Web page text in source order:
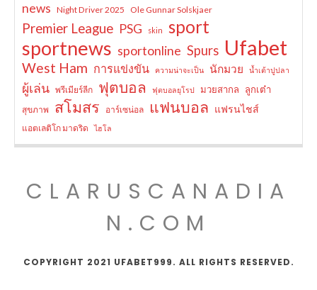
news Night Driver 2025 Ole Gunnar Solskjaer
Premier League PSG skin sport
sportnews sportonline Spurs Ufabet
West Ham การแข่งขัน ความน่าจะเป็น นักมวย น้ำเต้าปูปลา
ผู้เล่น พรีเมียร์ลีก ฟุตบอล ฟุตบอลยุโรป มวยสากล ลูกเต๋า
สุขภาพ สโมสร อาร์เซน่อล แฟนบอล แฟรนไชส์
แอตเลติโก มาดริด ไฮโล
CLARUSCANADIA
N.COM
COPYRIGHT 2021 UFABET999. ALL RIGHTS RESERVED.